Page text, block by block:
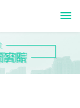
menu